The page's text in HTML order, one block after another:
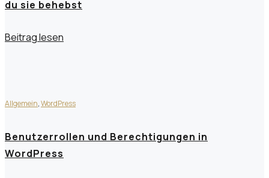
du sie behebst
Beitrag lesen
Allgemein,WordPress
Benutzerrollen und Berechtigungen in
WordPress